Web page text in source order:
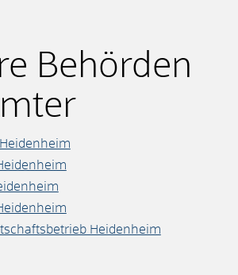
Behörden
Heidenheim